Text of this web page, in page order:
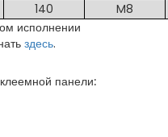
140
M8
исполнении
здесь.
панели: